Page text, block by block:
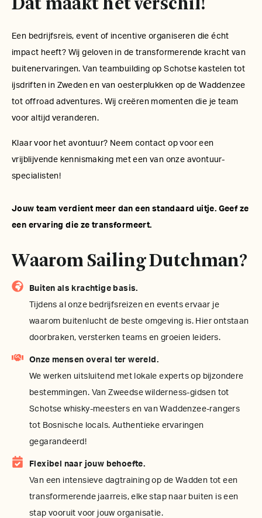
Een bedrijfsreis, event of incentive organiseren die écht
impact heeft? Wij geloven in de transformerende kracht van
buitenervaringen. Van teambuilding op Schotse kastelen tot
ijsdriften in Zweden en van oesterplukken op de Waddenzee
tot offroad adventures. Wij creëren momenten die je team
voor altijd veranderen.
Klaar voor het avontuur? Neem contact op voor een
vrijblijvende kennismaking met een van onze avontuur-
specialisten!
Jouw team verdient meer dan een standaard uitje. Geef ze
een ervaring die ze transformeert.
Waarom Sailing Dutchman?
Buiten als krachtige basis.
Tijdens al onze bedrijfsreizen en events ervaar je
waarom buitenlucht de beste omgeving is. Hier ontstaan
doorbraken, versterken teams en groeien leiders.
Onze mensen overal ter wereld.
We werken uitsluitend met lokale experts op bijzondere
bestemmingen. Van Zweedse wilderness-gidsen tot
Schotse whisky-meesters en van Waddenzee-rangers
tot Bosnische locals. Authentieke ervaringen
gegarandeerd!
Flexibel naar jouw behoefte.
Van een intensieve dagtraining op de Wadden tot een
transformerende jaarreis, elke stap naar buiten is een
stap vooruit voor jouw organisatie.